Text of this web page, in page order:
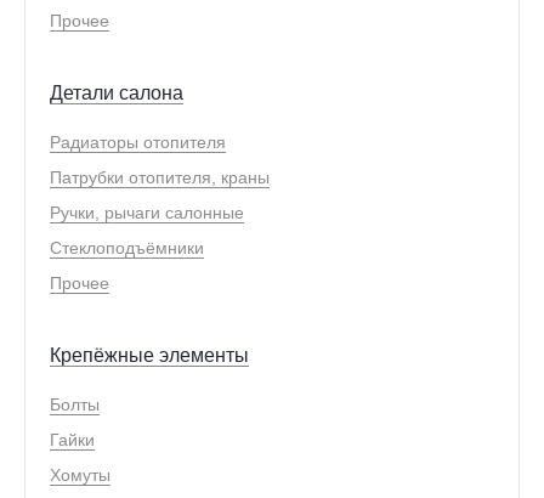
Прочее
Детали салона
Радиаторы отопителя
Патрубки отопителя, краны
Ручки, рычаги салонные
Стеклоподъёмники
Прочее
Крепёжные элементы
Болты
Гайки
Хомуты